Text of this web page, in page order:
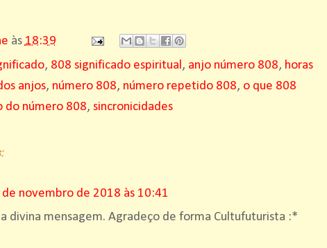
às 18:39
, 808 significado espiritual , anjo número 808, horas
anjos, número 808, número repetido 808, o que 808
do número 808, sincronicidades
de novembro de 2018 às 10:41
divina mensagem. Agradeço de forma Cultufuturista :*